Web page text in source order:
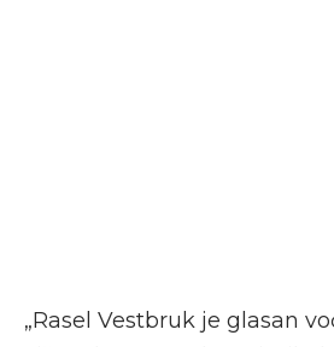
„Rasel Vestbruk je glasan